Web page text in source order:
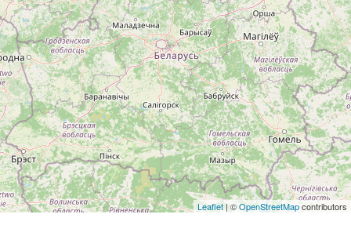
Leaflet | ©OpenStreetMapcontributors